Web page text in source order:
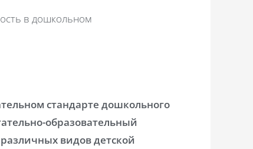
в дошкольном
стандарте дошкольного
образовательный
видов детской